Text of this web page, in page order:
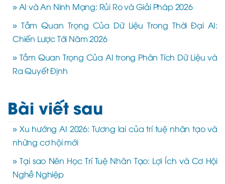
» AI và An Ninh Mạng: Rủi Ro và Giải Pháp 2026
» Tầm Quan Trọng Của Dữ Liệu Trong Thời Đại AI:
Chiến Lược Tới Năm 2026
» Tầm Quan Trọng Của AI trong Phân Tích Dữ Liệu và
Ra Quyết Định
Bài viết sau
» Xu hướng AI 2026: Tương lai của trí tuệ nhân tạo và
những cơ hội mới
» Tại sao Nên Học Trí Tuệ Nhân Tạo: Lợi Ích và Cơ Hội
Nghề Nghiệp